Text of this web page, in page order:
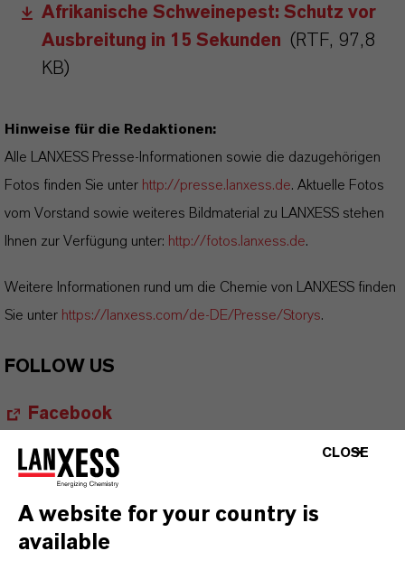
Afrikanische Schweinepest: Schutz vor
Ausbreitung in 15 Sekunden (RTF, 97,8
KB)
Hinweise für die Redaktionen:
Alle LANXESS Presse-Informationen sowie die dazugehörigen
Fotos finden Sie unter http://presse.lanxess.de. Aktuelle Fotos
vom Vorstand sowie weiteres Bildmaterial zu LANXESS stehen
Ihnen zur Verfügung unter: http://fotos.lanxess.de.
Weitere Informationen rund um die Chemie von LANXESS finden
Sie unter https://lanxess.com/de-DE/Presse/Storys.
FOLLOW US
Facebook
LinkedIn
X (Twitter)
YouTube
CLOSE
A website for your country is
available